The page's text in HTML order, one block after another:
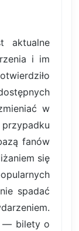
aktualne
i im
w
fanów
się
spadać
— bilety o